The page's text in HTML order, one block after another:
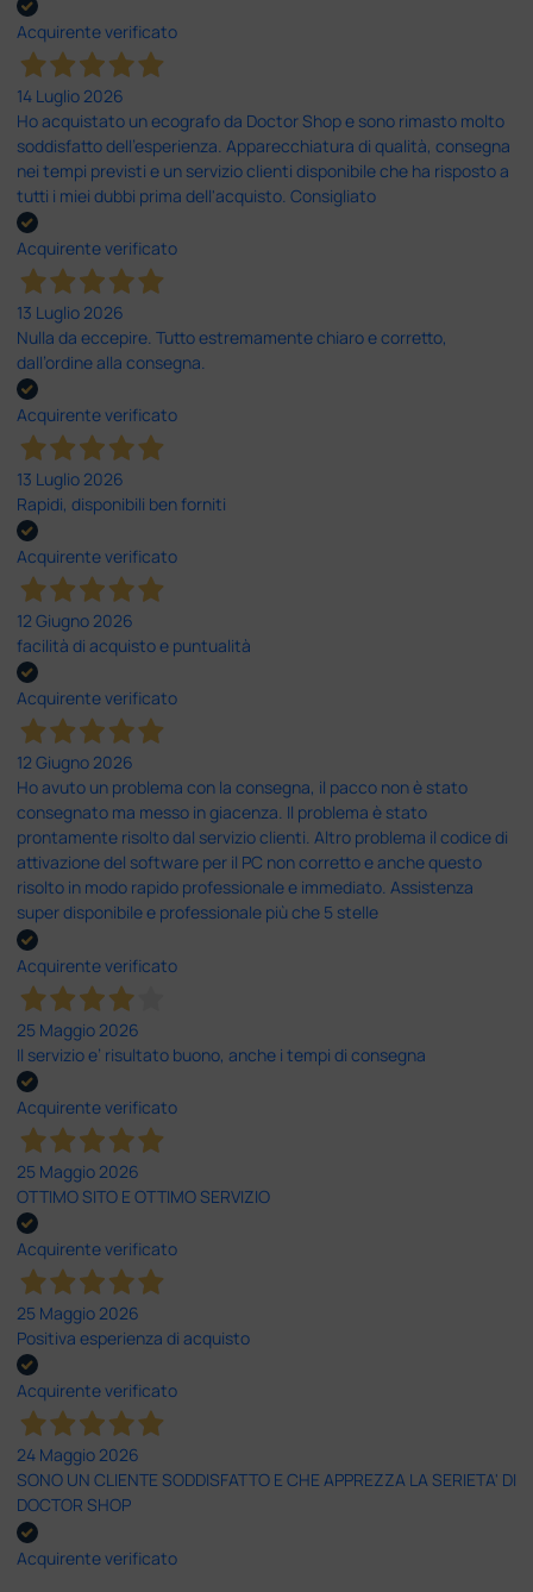
Acquirente verificato
14 Luglio 2026
Ho acquistato un ecografo da Doctor Shop e sono rimasto molto
soddisfatto dell'esperienza. Apparecchiatura di qualità, consegna
nei tempi previsti e un servizio clienti disponibile che ha risposto a
tutti i miei dubbi prima dell'acquisto. Consigliato
Acquirente verificato
13 Luglio 2026
Nulla da eccepire. Tutto estremamente chiaro e corretto,
dall’ordine alla consegna.
Acquirente verificato
13 Luglio 2026
Rapidi, disponibili ben forniti
Acquirente verificato
12 Giugno 2026
facilità di acquisto e puntualità
Acquirente verificato
12 Giugno 2026
Ho avuto un problema con la consegna, il pacco non è stato
consegnato ma messo in giacenza. Il problema è stato
prontamente risolto dal servizio clienti. Altro problema il codice di
attivazione del software per il PC non corretto e anche questo
risolto in modo rapido professionale e immediato. Assistenza
super disponibile e professionale più che 5 stelle
Acquirente verificato
25 Maggio 2026
Il servizio e’ risultato buono, anche i tempi di consegna
Acquirente verificato
25 Maggio 2026
OTTIMO SITO E OTTIMO SERVIZIO
Acquirente verificato
25 Maggio 2026
Positiva esperienza di acquisto
Acquirente verificato
24 Maggio 2026
SONO UN CLIENTE SODDISFATTO E CHE APPREZZA LA SERIETA' DI
DOCTOR SHOP
Acquirente verificato